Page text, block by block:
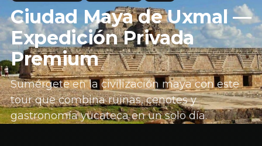
Ciudad Maya de Uxmal —
Expedición Privada
Premium
Sumérgete en la civilización maya con este
tour que combina ruinas, cenotes y
gastronomía yucateca en un solo día.